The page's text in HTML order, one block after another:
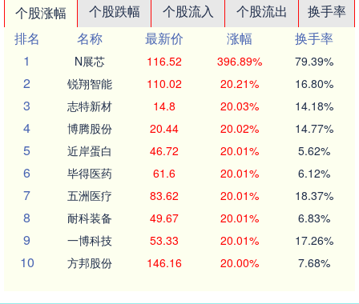
个股涨幅 个股跌幅 个股流入 个股流出
换手率
排名
名称 最新价 涨幅
换手率
1
N展芯 116.52 396.89% 79.39%
2 锐翔智能 110.02 20.21% 16.80%
3 志特新材 14.8 20.03% 14.18%
4 博腾股份 20.44 20.02% 14.77%
5 近岸蛋白 46.72 20.01% 5.62%
6 毕得医药 61.6 20.01% 6.12%
7 五洲医疗 83.62 20.01% 18.37%
8 耐科装备 49.67 20.01% 6.83%
9 一博科技 53.33 20.01% 17.26%
10 方邦股份 146.16 20.00% 7.68%